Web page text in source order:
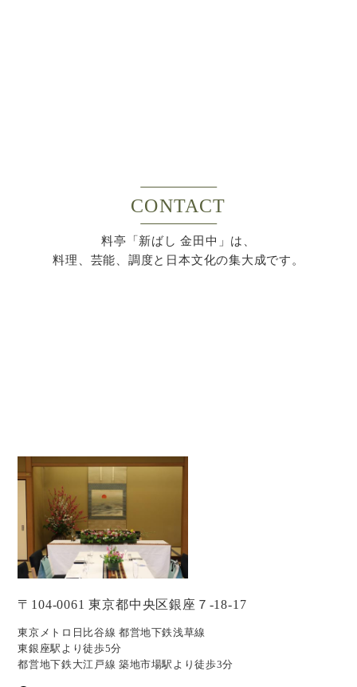
CONTACT
料亭「新ばし 金田中」は、
料理、芸能、調度と日本文化の集大成です。
〒104-0061 東京都中央区銀座７-18-17
東京メトロ日比谷線 都営地下鉄浅草線
東銀座駅より徒歩5分
都営地下鉄大江戸線 築地市場駅より徒歩3分